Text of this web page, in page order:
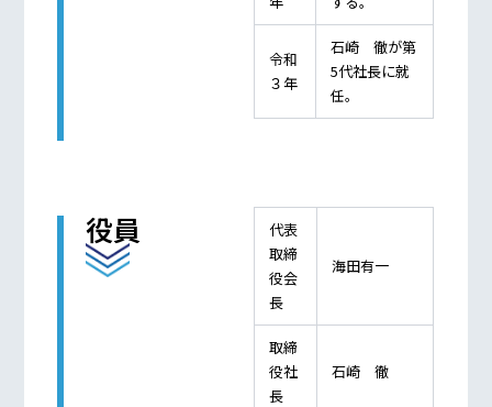
令和
３年
石崎 徹が第
5代社長に就
任。
役員
代表
取締
役会
長
海田有一
取締
役社
長
石崎 徹